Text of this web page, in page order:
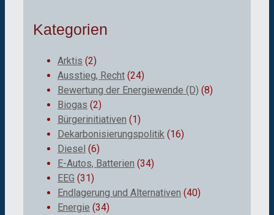
Kategorien
Arktis (2)
Ausstieg, Recht (24)
Bewertung der Energiewende (D) (8)
Biogas (2)
Bürgerinitiativen (1)
Dekarbonisierungspolitik (16)
Diesel (6)
E-Autos, Batterien (34)
EEG (31)
Endlagerung und Alternativen (40)
Energie (34)